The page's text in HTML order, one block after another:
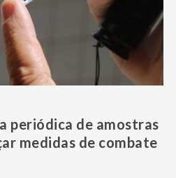
periódica de amostras
medidas de combate